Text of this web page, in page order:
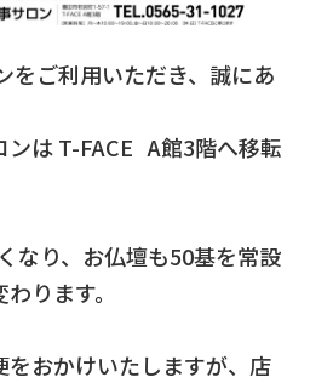
をご利用いただき、誠にあ
ンは T-FACE A館3階へ移転
なり、お仏壇も50基を常設
ります。
をおかけいたしますが、店